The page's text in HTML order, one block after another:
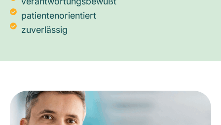
patientenorientiert
zuverlässig